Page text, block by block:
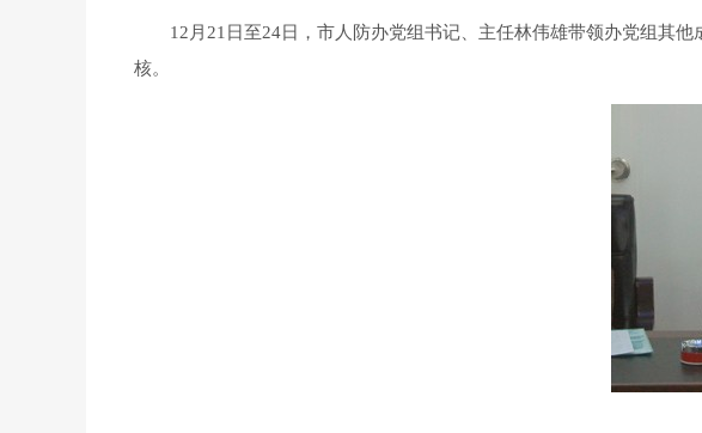
12月21日至24日，市人防办党组书记、主任林伟雄带领办党组其他
核。